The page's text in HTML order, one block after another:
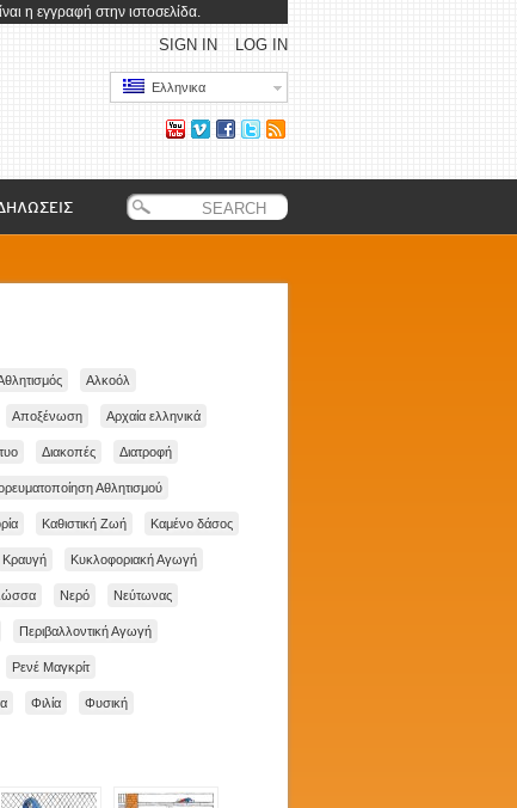
η εγγραφή στην ιστοσελίδα.
LOG IN
SIGN IN
Ελληνικα
Αλκοόλ
Αποξένωση Αρχαία ελληνικά
Διακοπές Διατροφή
Αθλητισμού
Καθιστική Ζωή Καμένο δάσος
Κραυγή Κυκλοφοριακή Αγωγή
Νερό Νεύτωνας
Περιβαλλοντική Αγωγή
Ρενέ Μαγκρίτ
Φιλία Φυσική